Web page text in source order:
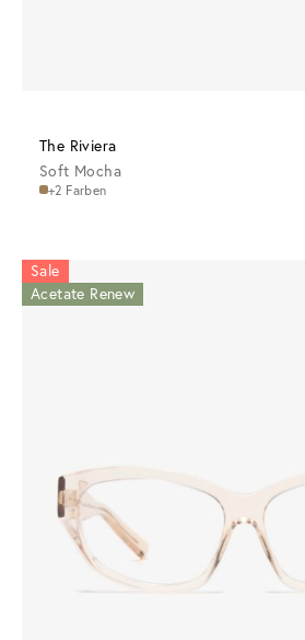
The Riviera
Soft Mocha
+2 Farben
Sale
Acetate Renew